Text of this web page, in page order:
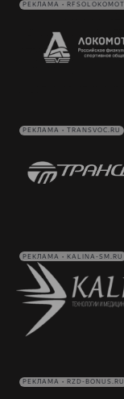
РЕКЛАМА • TRANSVOC.RU
РЕКЛАМА • KALINA-SM.RU
РЕКЛАМА • RZD-BONUS.RU